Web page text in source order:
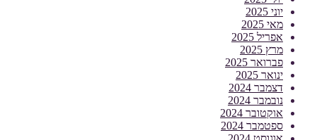
יוני 2025
מאי 2025
אפריל 2025
מרץ 2025
פברואר 2025
ינואר 2025
דצמבר 2024
נובמבר 2024
אוקטובר 2024
ספטמבר 2024